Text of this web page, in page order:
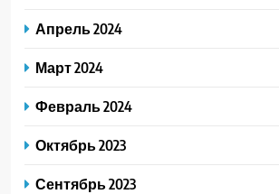
Апрель 2024
Март 2024
Февраль 2024
Октябрь 2023
Сентябрь 2023